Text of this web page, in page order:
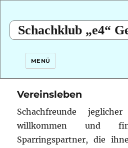
Schachklub „e4“
MENÜ
Vereinsleben
Schachfreunde
willkommen und
Sparringspartner, die